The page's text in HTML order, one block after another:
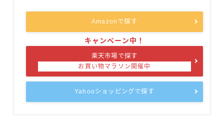
Amazonで探す
楽天市場で探す
Yahooショッピングで探す